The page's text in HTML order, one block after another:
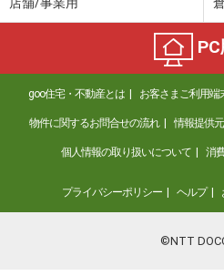
goo住宅・不動産とは お客さまご利用端
物件に関するお問合せの流れ 情報提供元
個人情報の取り扱いについて 消
プライバシーポリシー ヘルプ
©NTT